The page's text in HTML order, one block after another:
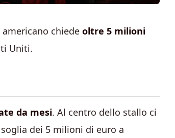
chiede oltre 5 milioni
Uniti.
da mesi. Al centro dello stallo ci
dei 5 milioni di euro a